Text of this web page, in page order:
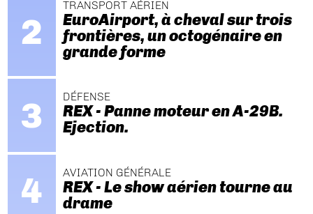
TRANSPORT AÉRIEN
EuroAirport, à cheval sur trois
frontières, un octogénaire en
grande forme
DÉFENSE
REX - Panne moteur en A-29B.
Ejection.
AVIATION GÉNÉRALE
REX - Le show aérien tourne au
drame